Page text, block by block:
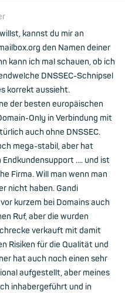
kannst du mir an
den Namen deiner
kann ich mal schauen, ob ich
DNSSEC-Schnipsel
korrekt aussieht.
der besten europäischen
Only in Verbindung mit
auch ohne DNSSEC.
mega-stabil, aber hat
.... und ist
Firma. Will man wenn man
nicht haben. Gandi
kurzem bei Domains auch
Ruf, aber die wurden
verkauft mit damit
Risiken für die Qualität und
hat auch noch einen sehr
aufgestellt, aber meines
inhabergeführt und in